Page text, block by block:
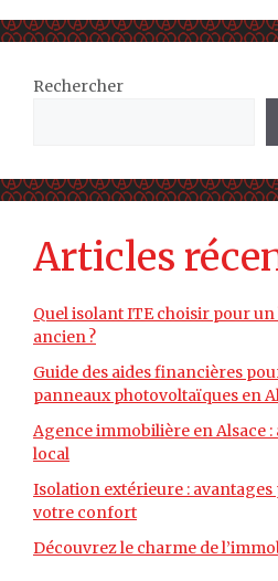
Rechercher
Articles
Quel isolant ITE choisir pour
ancien ?
Guide des aides financières
panneaux photovoltaïques en
Agence immobilière en Alsace :
local
Isolation extérieure :
votre confort
Découvrez le charme de